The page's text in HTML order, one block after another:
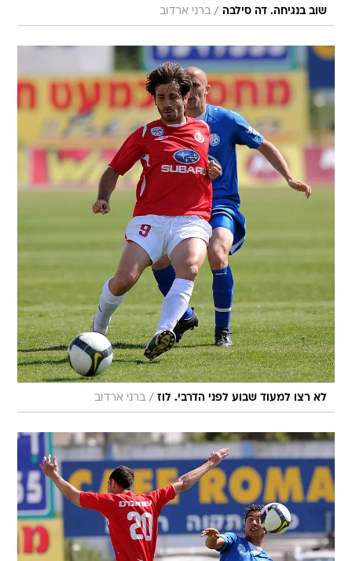
שוב בנגיחה. דה סילבה / ברני ארדוב
לא רצו למעוד שבוע לפני הדרבי. לוז / ברני ארדוב